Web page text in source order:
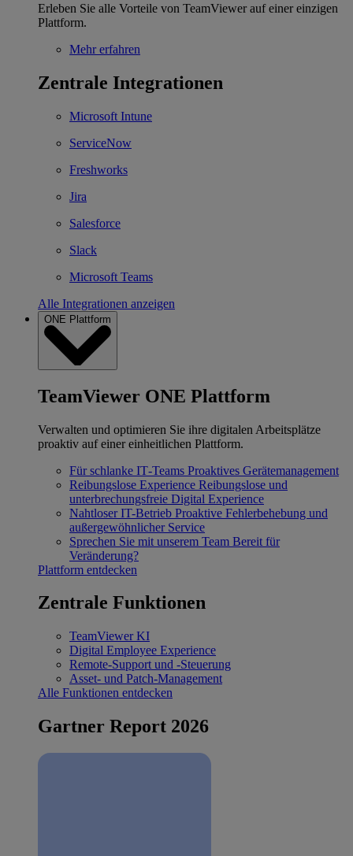
Erleben Sie alle Vorteile von TeamViewer auf einer einzigen
Plattform.
Mehr erfahren
Zentrale Integrationen
Microsoft Intune
ServiceNow
Freshworks
Jira
Salesforce
Slack
Microsoft Teams
Alle Integrationen anzeigen
ONE Plattform
TeamViewer ONE Plattform
Verwalten und optimieren Sie ihre digitalen Arbeitsplätze
proaktiv auf einer einheitlichen Plattform.
Für schlanke IT‐Teams Proaktives Gerätemanagement
Reibungslose Experience Reibungslose und
unterbrechungsfreie Digital Experience
Nahtloser IT-Betrieb Proaktive Fehlerbehebung und
außergewöhnlicher Service
Sprechen Sie mit unserem Team Bereit für
Veränderung?
Plattform entdecken
Zentrale Funktionen
TeamViewer KI
Digital Employee Experience
Remote-Support und -Steuerung
Asset- und Patch-Management
Alle Funktionen entdecken
Gartner Report 2026